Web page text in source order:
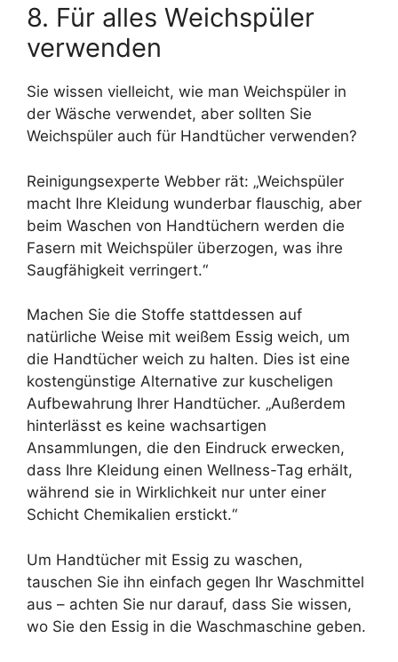
8. Für alles Weichspüler
verwenden
Sie wissen vielleicht, wie man Weichspüler in
der Wäsche verwendet, aber sollten Sie
Weichspüler auch für Handtücher verwenden?
Reinigungsexperte Webber rät: „Weichspüler
macht Ihre Kleidung wunderbar flauschig, aber
beim Waschen von Handtüchern werden die
Fasern mit Weichspüler überzogen, was ihre
Saugfähigkeit verringert.“
Machen Sie die Stoffe stattdessen auf
natürliche Weise mit weißem Essig weich, um
die Handtücher weich zu halten. Dies ist eine
kostengünstige Alternative zur kuscheligen
Aufbewahrung Ihrer Handtücher. „Außerdem
hinterlässt es keine wachsartigen
Ansammlungen, die den Eindruck erwecken,
dass Ihre Kleidung einen Wellness-Tag erhält,
während sie in Wirklichkeit nur unter einer
Schicht Chemikalien erstickt.“
Um Handtücher mit Essig zu waschen,
tauschen Sie ihn einfach gegen Ihr Waschmittel
aus – achten Sie nur darauf, dass Sie wissen,
wo Sie den Essig in die Waschmaschine geben.